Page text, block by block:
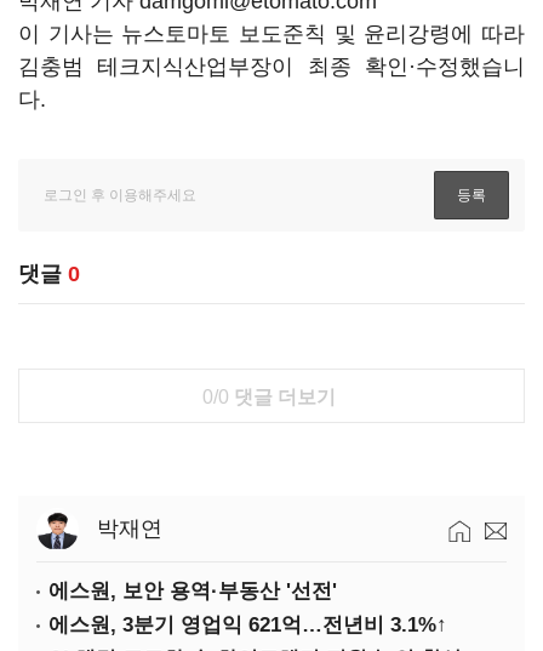
이 기사는 뉴스토마토 보도준칙 및 윤리강령에 따라
김충범 테크지식산업부장이 최종 확인·수정했습니
다.
댓글 0
0/0 댓글 더보기
박재연
에스원, 보안 용역·부동산 '선전'
에스원, 3분기 영업익 621억…전년비 3.1%↑